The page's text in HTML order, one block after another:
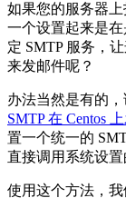
如果您的服务器上
一个设置起来是
定 SMTP 服务，
来发邮件呢？
办法当然是有的
SMTP 在 Centos
置一个统一的
直接调用系统设置
使用这个方法，我